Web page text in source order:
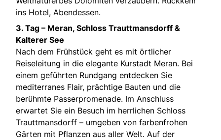
ins Hotel, Abendessen.
3. Tag – Meran, Schloss Trauttmansdorff &
Kalterer See
Nach dem Frühstück geht es mit örtlicher
Reiseleitung in die elegante Kurstadt Meran. Bei
einem geführten Rundgang entdecken Sie
mediterranes Flair, prächtige Bauten und die
berühmte Passerpromenade. Im Anschluss
erwartet Sie ein Besuch im herrlichen Schloss
Trauttmansdorff – umgeben von farbenfrohen
Gärten mit Pflanzen aus aller Welt. Auf der